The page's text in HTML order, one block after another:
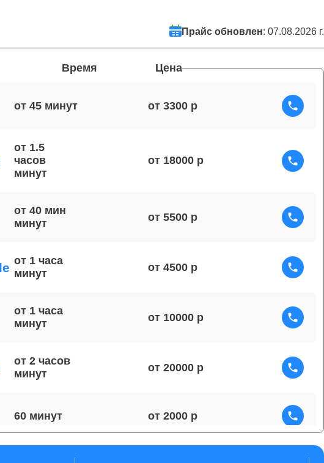
Прайс обновлен: 07.08.2026 г.
Время Цена
от 45 от 3300
от 1.5
часов
от 18000
от 40 мин
от 5500
от 1 часа
от 4500
от 1 часа
от 10000
от 2 часов
от 20000
60 от 2000